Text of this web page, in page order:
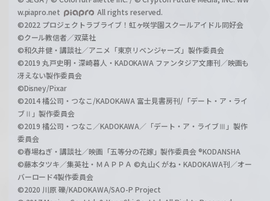
w.piapro.net
All rights reserved.
©2022 プロジェクトラブライブ！虹ヶ咲学園スクールアイドル同好会
©クール教信者／双葉社
©和久井健・講談社／アニメ「東京リベンジャーズ」製作委員会
©2019 丸戸史明・深崎暮人・KADOKAWA ファンタジア文庫刊／映画も
冴えない製作委員会
©Disney/Pixar
©2014 橘公司・つなこ/KADOKAWA 富士見書房刊/「デート・ア・ライ
ブⅡ」製作委員会
©2019 橘公司・つなこ／KADOKAWA／「デート・ア・ライブⅢ」製作
委員会
©春場ねぎ・講談社／映画「五等分の花嫁」製作委員会 ®KODANSHA
©藤本タツキ／集英社・ＭＡＰＰＡ ©丸山くがね・KADOKAWA刊／オー
バーロード4製作委員会
©2020 川原 礫/KADOKAWA/SAO-P Project